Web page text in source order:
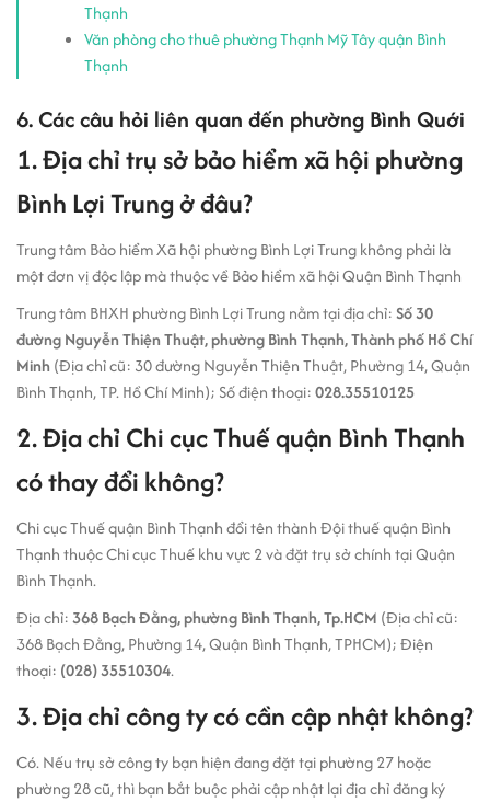
Thạnh
Văn phòng cho thuê phường Thạnh Mỹ Tây quận Bình
Thạnh
6. Các câu hỏi liên quan đến phường Bình Quới
1. Địa chỉ trụ sở bảo hiểm xã hội phường
Bình Lợi Trung ở đâu?
Trung tâm Bảo hiểm Xã hội phường Bình Lợi Trung không phải là
một đơn vị độc lập mà thuộc về Bảo hiểm xã hội Quận Bình Thạnh
Trung tâm BHXH phường Bình Lợi Trung nằm tại địa chỉ:Số 30
đường Nguyễn Thiện Thuật, phường Bình Thạnh, Thành phố Hồ Chí
Minh (Địa chỉ cũ: 30 đường Nguyễn Thiện Thuật, Phường 14, Quận
Bình Thạnh, TP. Hồ Chí Minh); Số điện thoại:028.35510125
2. Địa chỉ Chi cục Thuế quận Bình Thạnh
có thay đổi không?
Chi cục Thuế quận Bình Thạnh đổi tên thành Đội thuế quận Bình
Thạnh thuộc Chi cục Thuế khu vực 2 và đặt trụ sở chính tại Quận
Bình Thạnh.
Địa chỉ:368 Bạch Đằng, phường Bình Thạnh, Tp.HCM (Địa chỉ cũ:
368 Bạch Đằng, Phường 14, Quận Bình Thạnh, TPHCM); Điện
thoại: (028) 35510304.
3. Địa chỉ công ty có cần cập nhật không?
Có. Nếu trụ sở công ty bạn hiện đang đặt tại phường 27 hoặc
phường 28 cũ, thì bạn bắt buộc phải cập nhật lại địa chỉ đăng ký